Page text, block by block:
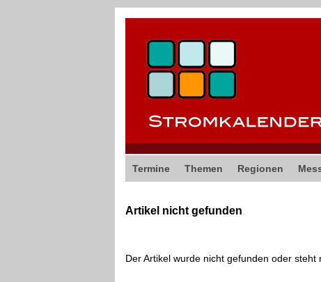
Termine Themen Regionen
Artikel nicht gefunden
Der Artikel wurde nicht gefunden oder steht